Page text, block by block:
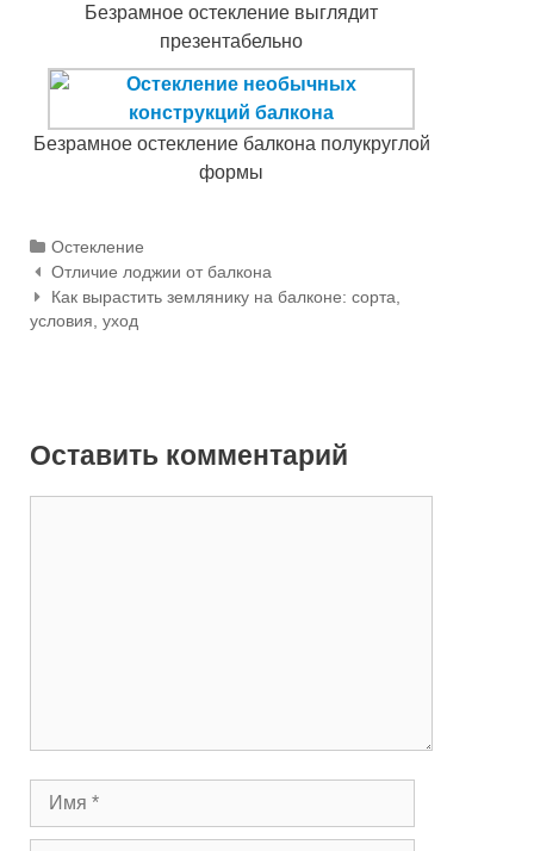
Безрамное остекление выглядит
презентабельно
Безрамное остекление балкона полукруглой
формы
Categories
Остекление
Навигация по статьям
Отличие лоджии от балкона
Как вырастить землянику на балконе: сорта,
условия, уход
Оставить комментарий